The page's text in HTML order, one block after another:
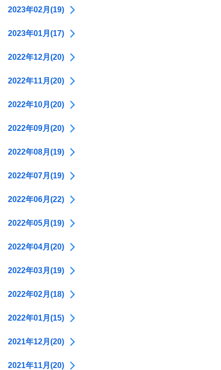
2023年02月(19)
2023年01月(17)
2022年12月(20)
2022年11月(20)
2022年10月(20)
2022年09月(20)
2022年08月(19)
2022年07月(19)
2022年06月(22)
2022年05月(19)
2022年04月(20)
2022年03月(19)
2022年02月(18)
2022年01月(15)
2021年12月(20)
2021年11月(20)